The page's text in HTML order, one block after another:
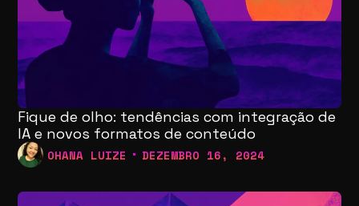
Fique de olho: tendências com integração de
IA e novos formatos de conteúdo
OHANA LUIZE DEZEMBRO 16, 2024